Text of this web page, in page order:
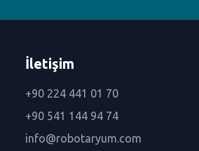
İletişim
+90 224 441 01 70
+90 541 144 94 74
info@robotaryum.com